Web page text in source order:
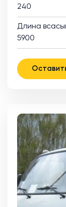
240
Длина
5900